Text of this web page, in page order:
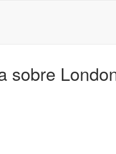
sobre